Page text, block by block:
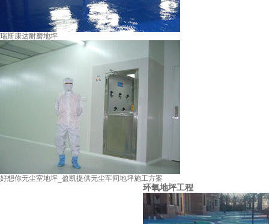
瑞斯康达耐磨地坪
好想你无尘室地坪_盈凯提供无尘车间地坪施工方案
环氧地坪工程